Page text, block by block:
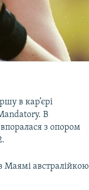
в кар’єрі
В
з опором
Маямі австралійкою